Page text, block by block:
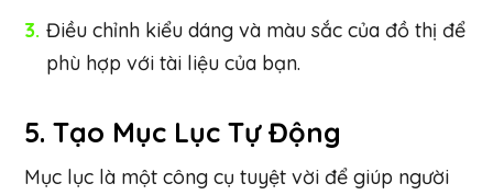
Điều chỉnh kiểu dáng và màu sắc của đồ thị để
phù hợp với tài liệu của bạn.
5.Tạo Mục Lục Tự Động
Mục lục là một công cụ tuyệt vời để giúp người